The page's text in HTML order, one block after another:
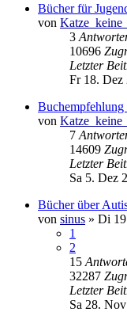
Bücher für
von
3
10696
Letzter
Fr 18. Dez
von
7
14609
Letzter
Sa 5. Dez
Bücher über
von sinus » Di
1
2
15
32287
Letzter
Sa 28.